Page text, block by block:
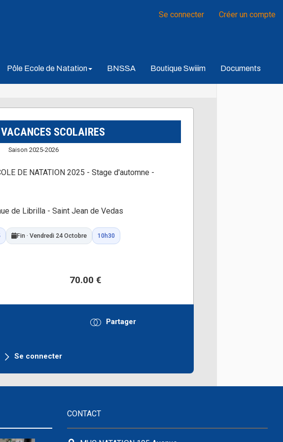
Se connecter Créer un compte
Pôle Ecole de Natation BNSSA Boutique Swiiim Documents
SCOLAIRES
Saison 2025-2026
DE NATATION 2025 - Stage d'automne -
de Librilla - Saint Jean de Vedas
Fin · Vendredi 24 Octobre 10h30
70.00 €
Partager
Se connecter
CONTACT